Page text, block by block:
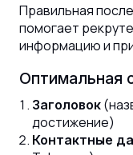
Правильная
помогает
информацию и
Оптимальная
Заголовок
достижение)
Контактные